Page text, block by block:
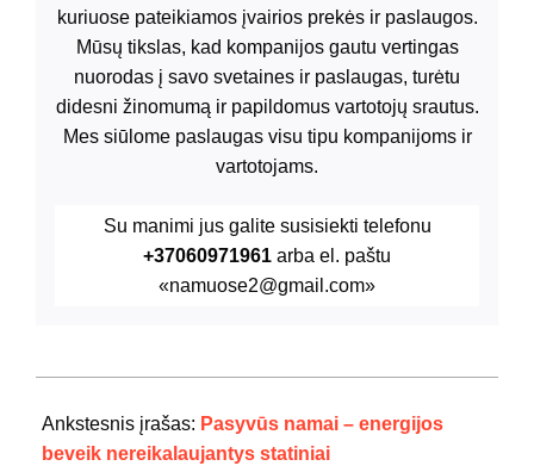
kuriuose pateikiamos įvairios prekės ir paslaugos.
Mūsų tikslas, kad kompanijos gautu vertingas
nuorodas į savo svetaines ir paslaugas, turėtu
didesni žinomumą ir papildomus vartotojų srautus.
Mes siūlome paslaugas visu tipu kompanijoms ir
vartotojams.
Su manimi jus galite susisiekti telefonu
+37060971961 arba el. paštu
«namuose2@gmail.com»
07-
29
Ankstesnis įrašas: Pasyvūs namai – energijos
beveik nereikalaujantys statiniai